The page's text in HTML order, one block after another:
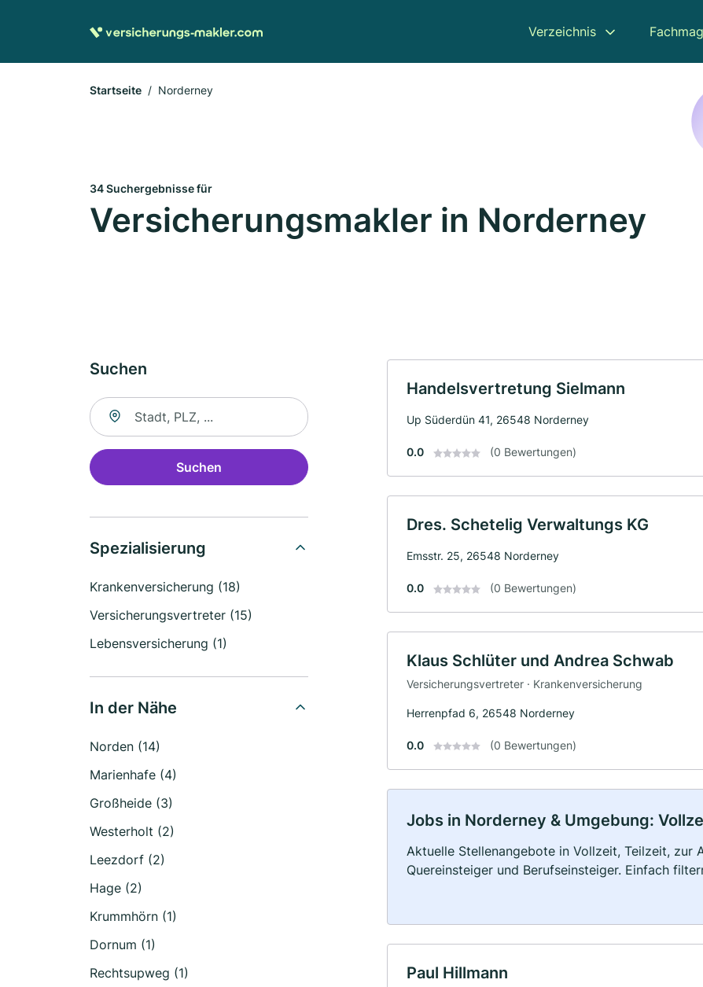
Verzeichnis
Startseite Norderney
34 Suchergebnisse für
Versicherungsmakler in Norderney
Suchen
Suche nach Ort
Suchen
Spezialisierung
Krankenversicherung (18)
Versicherungsvertreter (15)
Lebensversicherung (1)
In der Nähe
Norden (14)
Marienhafe (4)
Großheide (3)
Westerholt (2)
Leezdorf (2)
Hage (2)
Krummhörn (1)
Dornum (1)
Rechtsupweg (1)
Handelsvertretung Sielmann
Up Süderdün 41, 26548 Norderney
0.0 (0 Bewertungen)
Dres. Schetelig Verwaltungs KG
Emsstr. 25, 26548 Norderney
0.0 (0 Bewertungen)
Klaus Schlüter und Andrea Schwab
Versicherungsvertreter · Krankenversicherung
Herrenpfad 6, 26548 Norderney
0.0 (0 Bewertungen)
Jobs in Norderney & Umgebung:
Aktuelle Stellenangebote in Vollzeit, Teilzeit, zur
Quereinsteiger und Berufseinsteiger. Einfach
Paul Hillmann